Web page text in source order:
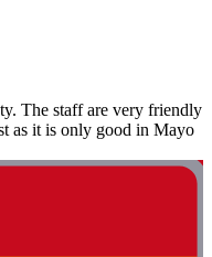
The staff are very friendly
as it is only good in Mayo